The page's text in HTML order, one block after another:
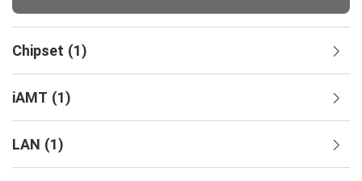
Chipset (1)
iAMT (1)
LAN (1)